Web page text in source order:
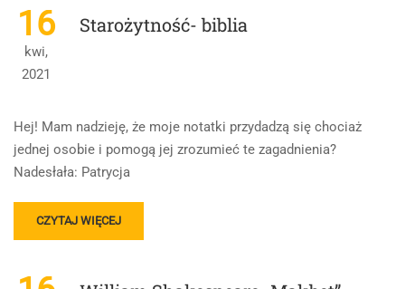
ŚRODKI
STYLISTYCZNE
TYPY
LIRYKI
16
kwi,
2021
Starożytność- biblia
Hej! Mam nadzieję, że moje notatki przydadzą się chociaż
jednej osobie i pomogą jej zrozumieć te zagadnienia?
Nadesłała: Patrycja
READ
MORE
STAROŻYTNOŚĆ-
CZYTAJ WIĘCEJ